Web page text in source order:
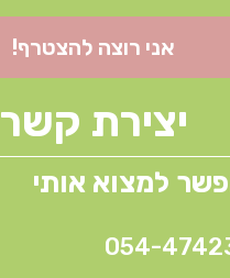
אני רוצה להצטרף!
יצירת קשר
למצוא אותי
054-